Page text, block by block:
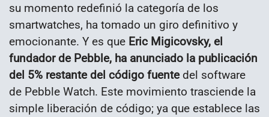
su momento redefinió la categoría de los
smartwatches, ha tomado un giro definitivo y
emocionante. Y es que Eric Migicovsky, el
fundador de Pebble, ha anunciado la publicación
del 5% restante del código fuentedel software
de Pebble Watch. Este movimiento trasciende la
simple liberación de código; ya que establece las